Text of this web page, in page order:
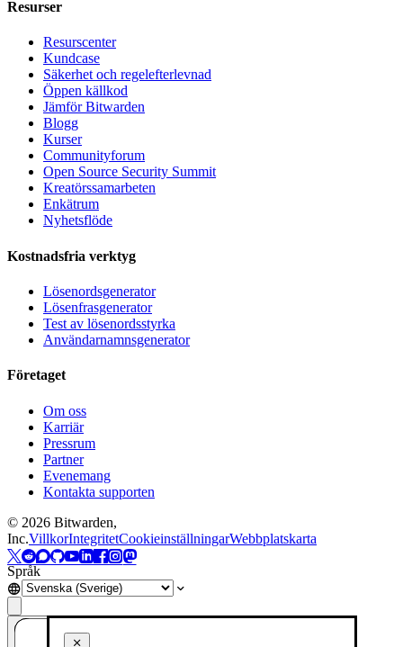
Resurser
Resurscenter
Kundcase
Säkerhet och regelefterlevnad
Öppen källkod
Jämför Bitwarden
Blogg
Kurser
Communityforum
Open Source Security Summit
Kreatörssamarbeten
Enkätrum
Nyhetsflöde
Kostnadsfria verktyg
Lösenordsgenerator
Lösenfrasgenerator
Test av lösenordsstyrka
Användarnamnsgenerator
Företaget
Om oss
Karriär
Pressrum
Partner
Evenemang
Kontakta supporten
© 2026 Bitwarden,
Inc.VillkorIntegritetCookieinställningarWebbplatskarta
Språk